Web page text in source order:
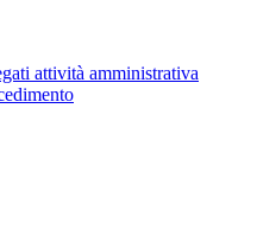
attività amministrativa